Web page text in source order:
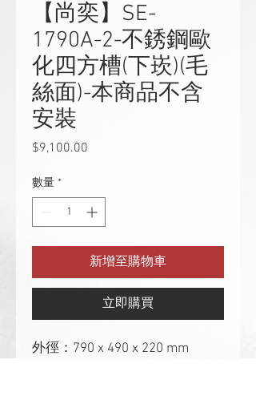
【尚奕】SE-
1790A-2-不銹鋼歐
化四方槽(下崁)(毛
絲面)-本商品不含
安裝
$9,100.00
數量 *
新增至購物車
立即購買
外徑：790 x 490 x 220 mm